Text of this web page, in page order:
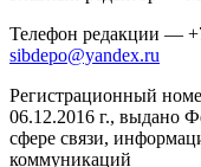
Телефон редакции —
sibdepo@yandex.ru
Регистрационный
06.12.2016 г., выдано
сфере связи,
коммуникаций